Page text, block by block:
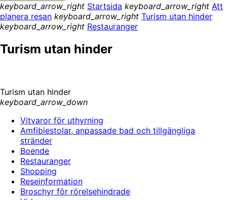
keyboard_arrow_right Startsida keyboard_arrow_right Att
planera resan keyboard_arrow_right Turism utan hinder
keyboard_arrow_right Restauranger
Turism utan hinder
Turism utan hinder
keyboard_arrow_down
Vitvaror för uthyrning
Amfibiestolar, anpassade bad och tillgängliga
stränder
Boende
Restauranger
Shopping
Reseinformation
Broschyr för rörelsehindrade